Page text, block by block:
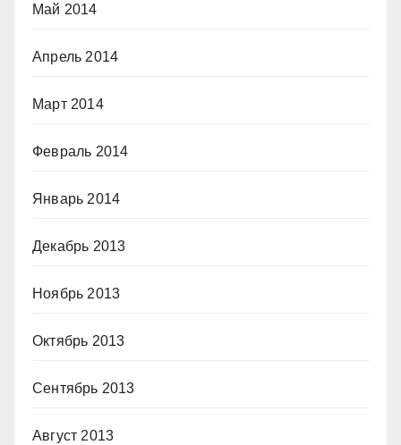
Май 2014
Апрель 2014
Март 2014
Февраль 2014
Январь 2014
Декабрь 2013
Ноябрь 2013
Октябрь 2013
Сентябрь 2013
Август 2013